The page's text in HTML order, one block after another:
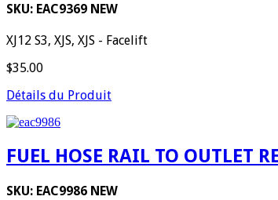
SKU: EAC9369 NEW
XJ12 S3, XJS, XJS - Facelift
$35.00
Détails du Produit
FUEL HOSE RAIL TO OUTLET
SKU: EAC9986 NEW